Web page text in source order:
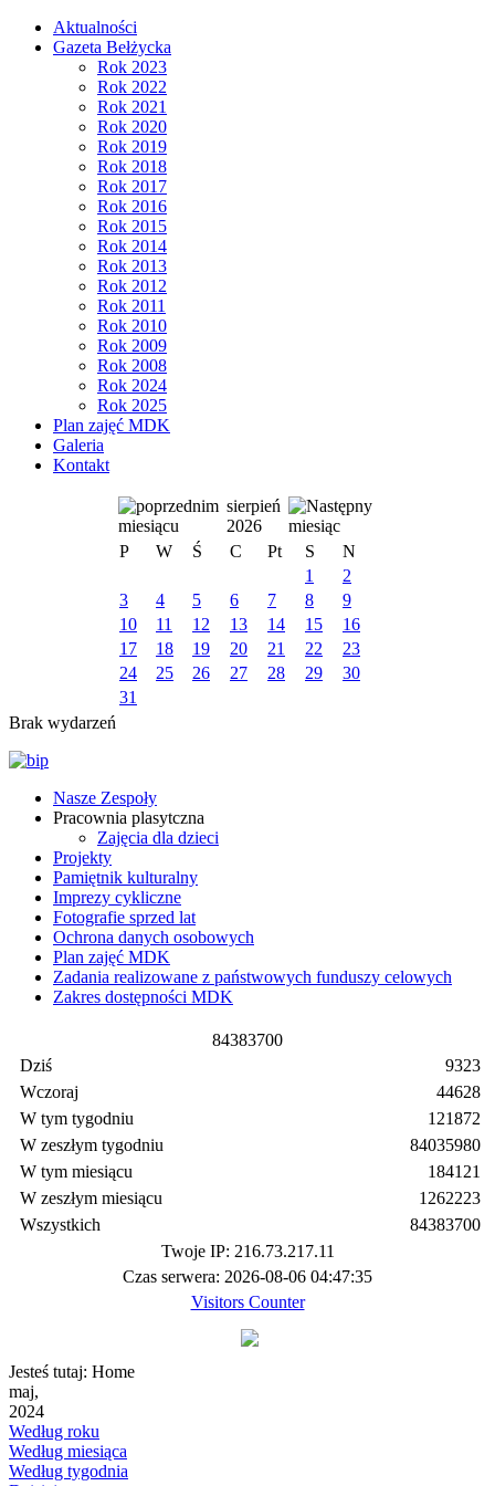
Aktualności
Gazeta Bełżycka
Rok 2023
Rok 2022
Rok 2021
Rok 2020
Rok 2019
Rok 2018
Rok 2017
Rok 2016
Rok 2015
Rok 2014
Rok 2013
Rok 2012
Rok 2011
Rok 2010
Rok 2009
Rok 2008
Rok 2024
Rok 2025
Plan zajęć MDK
Galeria
Kontakt
sierpień
2026
P
W Ś C Pt S
N
1
2
3
4 5 6 7 8
9
10
11 12 13 14 15
16
17
18 19 20 21 22
23
24
25 26 27 28 29
30
31
Brak wydarzeń
Nasze Zespoły
Pracownia plasytczna
Zajęcia dla dzieci
Projekty
Pamiętnik kulturalny
Imprezy cykliczne
Fotografie sprzed lat
Ochrona danych osobowych
Plan zajęć MDK
Zadania realizowane z państwowych funduszy celowych
Zakres dostępności MDK
84383700
Dziś
Wczoraj
W tym tygodniu
W zeszłym tygodniu
W tym miesiącu
W zeszłym miesiącu
Wszystkich
9323
44628
121872
84035980
184121
1262223
84383700
Twoje IP: 216.73.217.11
Czas serwera: 2026-08-06 04:47:35
Visitors Counter
Jesteś tutaj: Home
maj,
2024
Według roku
Według miesiąca
Według tygodnia